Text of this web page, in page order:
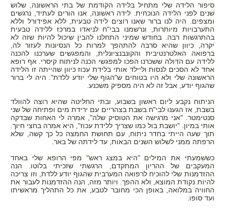
סיפור הלידה שלי מתחיל בלידה הקודמת של בתי הראשונה, שלוש
שנים לפני הלידה הנוכחית. לידה ראשונה, אנו הורים לעתיד, נרגשים
ומצפים. היה לנו ברור שאנו רוצים לידה טבעית, ללא אפידורל וללא
התערבויות מיותרות, ונרשמנו בבי"ח לניאדו במרכז ללידה טבעית
בהתרגשות רבה. בחודש שמיני התחלנו להבין שיכול להיות שזה לא
יקרה, כיוון שהיא סרבה להתהפך למרות כל הנסיונות לעזור לה,
ברפואה האלטרנטיבית והקונבנציונלית, והמפגשים שערכנו להכנה
ללידה עם הדולה ששכרנו הפכו למפגשי הכנה לניתוח קיסרי. אף רופא
אחד לא הסכים לנסות וליילד אותי בלידת עכוז כיוון שהייתה זו הלידה
הראשונה שלי ולא היו בטוחים ש"הגוף שלי יודע ללדת". היה לי ברור
שהגוף יודע, אבל זה לא היה מספיק משכנע.
הניתוח נקבע ליום ראשון בשבוע, ובתי החליטה שהיא רוצה להוולד
בשבת, אז הגענו לבי"ח בשבת בצהריים עם ירידת מים ופתיחה של שני
סנטימטר. "אני מרגישה את הטוסיק שלה", אמרה לי האחות שבדקה
אותי במיון. "יושבת בול כמו שצריך ללידת עכוז", היא אמרה בחצי חיוך.
תוך שעה הייתי בחדר ניתוח, עם תחושת החמצה כל כך קשה, שלא
הרפתה ממני לשלוש השנים הבאות, עד לידתה של באר.
כששמעתי את המילים "היא במצג ראש" מפי הרופא שלי באחד
המעקבים של ההריון המתקדם, הרגשתי שזכיתי בלוטו. הנה
ההזדמנות שלי להוכיח לרפואה המערבית שהגוף יודע ללדת, וזו צריכה
להיות נקודת המוצא, ולא ההפך. ויותר מזה, הנה ההזדמנות לעבור את
החוויה במלואה, באופן הכי מחובר לטבע, את כל התהליך מראשיתו
ועד סופו.